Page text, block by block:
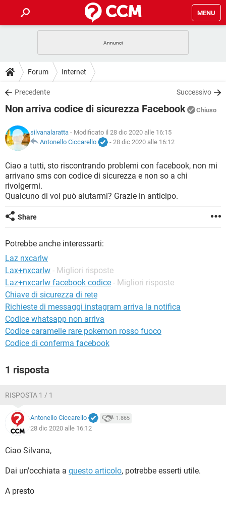
MENU
INTRATTENIMENTO
iOS
INSTAGRAM WHATSAPP
TIKTOK
HARDWARE
GUIDE
COVID-19
INSTAGRAM WHATSAPP
TIKTOK
HARDWARE
DOWNLOAD
COVID-19 GAMING
INTRATTENIMENTO
iOS WINDOWS 10
INSTAGRAM WHATSAPP
TIKTOK FACEBOOK
HARDWARE
COVID-19 GAMING
INTRATTENIMENTO
iOS WINDOWS 10
INSTAGRAM
HARDWARE
GLOSSARIO
COVID-19 GAMING
INTRATTENIMENTO ANDROID
iOS WINDOWS 10
INSTAGRAM
HARDWARE
Forum Internet
Precedente Successivo
Non arriva codice di sicurezza Facebook Chiuso
silvanalaratta - Modificato il 28 dic 2020 alle 16:15
Antonello Ciccarello
- 28 dic 2020 alle 16:12
Ciao a tutti, sto riscontrando problemi con facebook, non mi
arrivano sms con codice di sicurezza e non so a chi
rivolgermi.
Qualcuno di voi può aiutarmi? Grazie in anticipo.
Share
Potrebbe anche interessarti:
Laz nxcarlw
Lax+nxcarlw - Migliori risposte
Laz+nxcarlw facebook codice - Migliori risposte
Chiave di sicurezza di rete
Richieste di messaggi instagram arriva la notifica
Codice whatsapp non arriva
Codice caramelle rare pokemon rosso fuoco
Codice di conferma facebook
1 risposta
RISPOSTA 1 / 1
Antonello Ciccarello 1.865
28 dic 2020 alle 16:12
Ciao Silvana,
Dai un'occhiata a questo articolo, potrebbe esserti utile.
A presto